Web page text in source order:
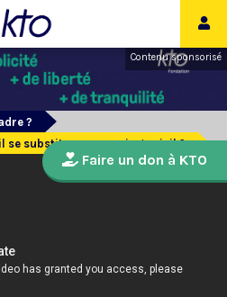
Contenu sponsorisé
?
se substituer au mariage civil ?
Faire un don à KTO